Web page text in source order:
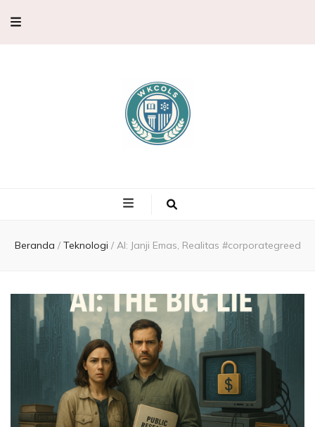
Pembahasan
Ilmu
Pengetahuan,
Eksperimen &
Fakta Sains
Beranda / Teknologi / AI: Janji Emas, Realitas #corporategreed